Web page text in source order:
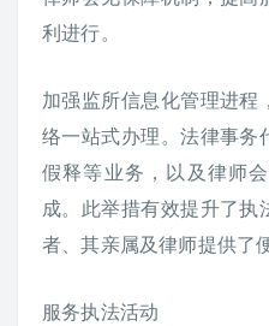
利进行。
加强监所信息化管理进程
络一站式办理。法律事务
假释等业务，以及律师
成。此举措有效提升了执
者、其亲属及律师提供了
服务执法活动